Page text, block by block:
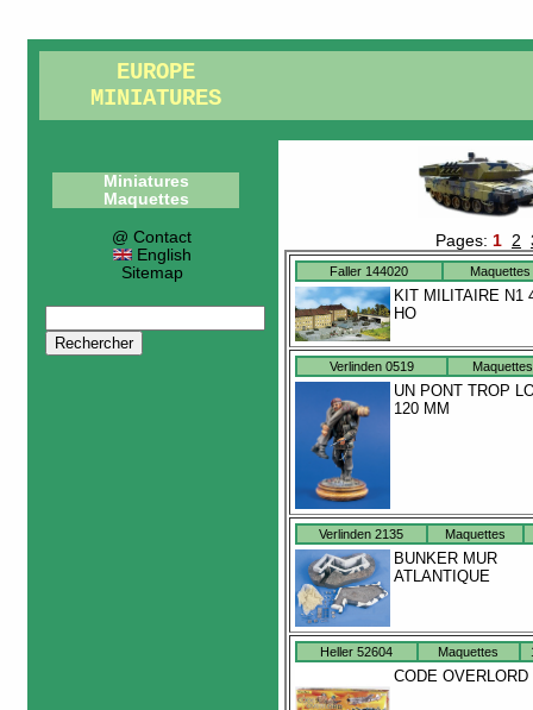
EUROPE
MINIATURES
Miniatures
Maquettes
@ Contact
English
Sitemap
Pages: 1 2
Faller 144020 Maquettes
KIT MILITAIRE N1
HO
Verlinden 0519 Maquettes
UN PONT TROP
120 MM
Verlinden 2135 Maquettes
BUNKER MUR
ATLANTIQUE
Heller 52604 Maquettes
CODE OVERLORD